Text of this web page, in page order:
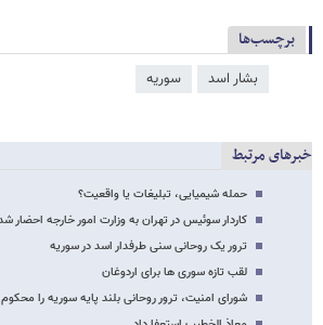
برچسب‌ها
بشار اسد سوریه
خبرهای مرتبط
حمله شیمیایی، تبلیغات یا واقعیت؟
کاردار سوئیس در تهران به وزارت امور خارجه احضار
ترور یک روحانی سنی طرفدار اسد در سوریه
لقب تازه سوری ها برای اردوغان
شورای امنیت، ترور روحانی بلند پایه سوریه را